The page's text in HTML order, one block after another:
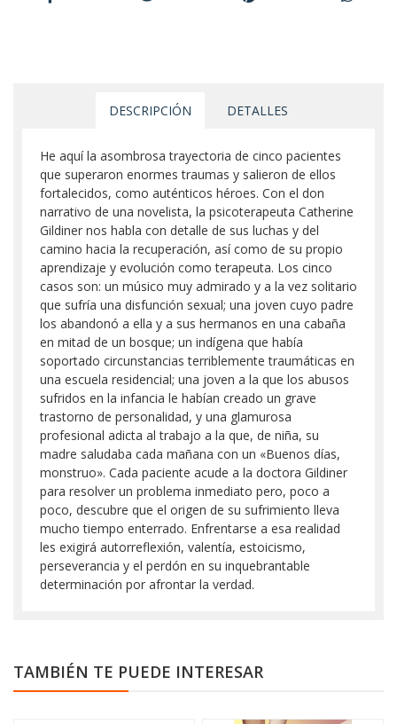
DESCRIPCIÓN DETALLES
He aquí la asombrosa trayectoria de cinco pacientes
que superaron enormes traumas y salieron de ellos
fortalecidos, como auténticos héroes. Con el don
narrativo de una novelista, la psicoterapeuta Catherine
Gildiner nos habla con detalle de sus luchas y del
camino hacia la recuperación, así como de su propio
aprendizaje y evolución como terapeuta. Los cinco
casos son: un músico muy admirado y a la vez solitario
que sufría una disfunción sexual; una joven cuyo padre
los abandonó a ella y a sus hermanos en una cabaña
en mitad de un bosque; un indígena que había
soportado circunstancias terriblemente traumáticas en
una escuela residencial; una joven a la que los abusos
sufridos en la infancia le habían creado un grave
trastorno de personalidad, y una glamurosa
profesional adicta al trabajo a la que, de niña, su
madre saludaba cada mañana con un «Buenos días,
monstruo». Cada paciente acude a la doctora Gildiner
para resolver un problema inmediato pero, poco a
poco, descubre que el origen de su sufrimiento lleva
mucho tiempo enterrado. Enfrentarse a esa realidad
les exigirá autorreflexión, valentía, estoicismo,
perseverancia y el perdón en su inquebrantable
determinación por afrontar la verdad.
TAMBIÉN TE PUEDE INTERESAR